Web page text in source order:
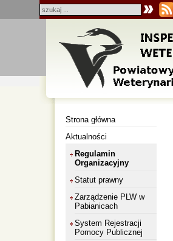
Strona główna
Aktualności
Regulamin
Organizacyjny
Statut prawny
Zarządzenie PLW w
Pabianicach
System Rejestracji
Pomocy Publicznej